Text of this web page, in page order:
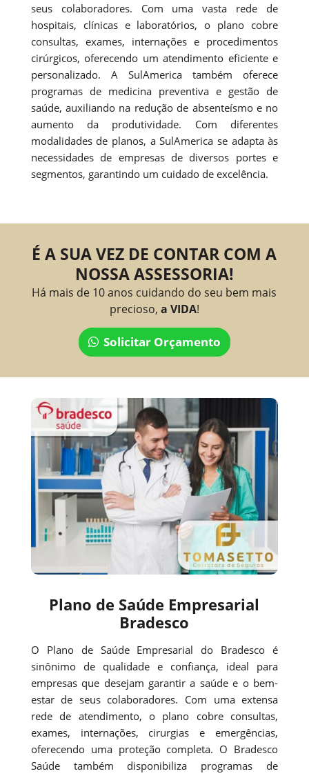
seus colaboradores. Com uma vasta rede de
hospitais, clínicas e laboratórios, o plano cobre
consultas, exames, internações e procedimentos
cirúrgicos, oferecendo um atendimento eficiente e
personalizado. A SulAmerica também oferece
programas de medicina preventiva e gestão de
saúde, auxiliando na redução de absenteísmo e no
aumento da produtividade. Com diferentes
modalidades de planos, a SulAmerica se adapta às
necessidades de empresas de diversos portes e
segmentos, garantindo um cuidado de excelência.
É A SUA VEZ DE CONTAR COM A
NOSSA ASSESSORIA!
Há mais de 10 anos cuidando do seu bem mais
precioso, a VIDA!
Solicitar Orçamento
Plano de Saúde Empresarial
Bradesco
O Plano de Saúde Empresarial do Bradesco é
sinônimo de qualidade e confiança, ideal para
empresas que desejam garantir a saúde e o bem-
estar de seus colaboradores. Com uma extensa
rede de atendimento, o plano cobre consultas,
exames, internações, cirurgias e emergências,
oferecendo uma proteção completa. O Bradesco
Saúde também disponibiliza programas de